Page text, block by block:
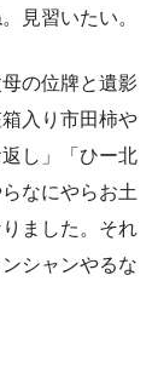
見習いたい。
の位牌と遺影
入り市田柿や
し」「ひー北
なにやらお土
ました。それ
シャンやるな